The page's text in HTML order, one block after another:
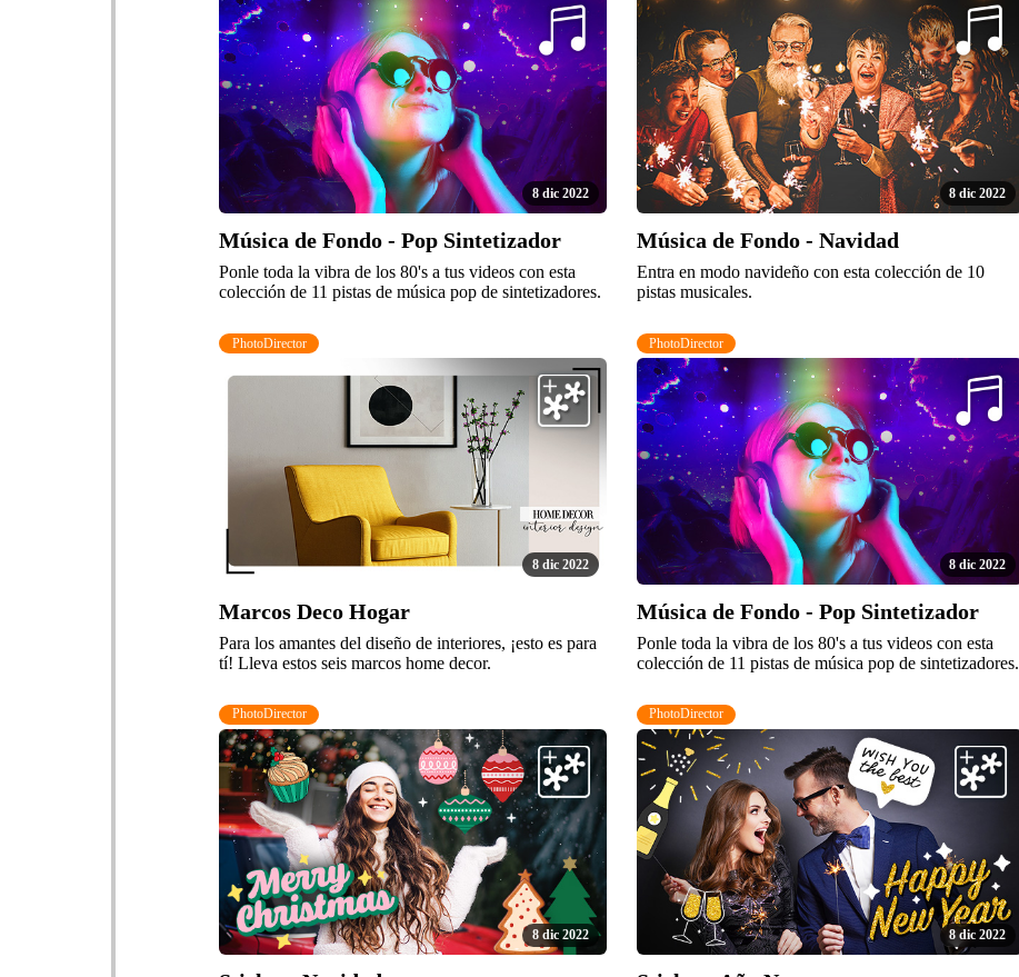
8 dic 2022
Música de Fondo - Pop Sintetizador
Ponle toda la vibra de los 80's a tus videos con esta
colección de 11 pistas de música pop de sintetizadores.
8 dic 2022
Música de Fondo - Navidad
Entra en modo navideño con esta colección de 10
pistas musicales.
PhotoDirector
8 dic 2022
Marcos Deco Hogar
Para los amantes del diseño de interiores, ¡esto es para
tí! Lleva estos seis marcos home decor.
PhotoDirector
8 dic 2022
Música de Fondo - Pop Sintetizador
Ponle toda la vibra de los 80's a tus videos con esta
colección de 11 pistas de música pop de sintetizadores.
PhotoDirector
8 dic 2022
PhotoDirector
8 dic 2022